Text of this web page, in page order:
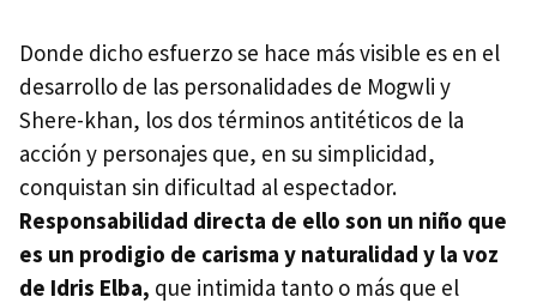
Donde dicho esfuerzo se hace más visible es en el
desarrollo de las personalidades de Mogwli y
Shere-khan, los dos términos antitéticos de la
acción y personajes que, en su simplicidad,
conquistan sin dificultad al espectador.
Responsabilidad directa de ello son un niño que
es un prodigio de carisma y naturalidad y la voz
de Idris Elba, que intimida tanto o más que el